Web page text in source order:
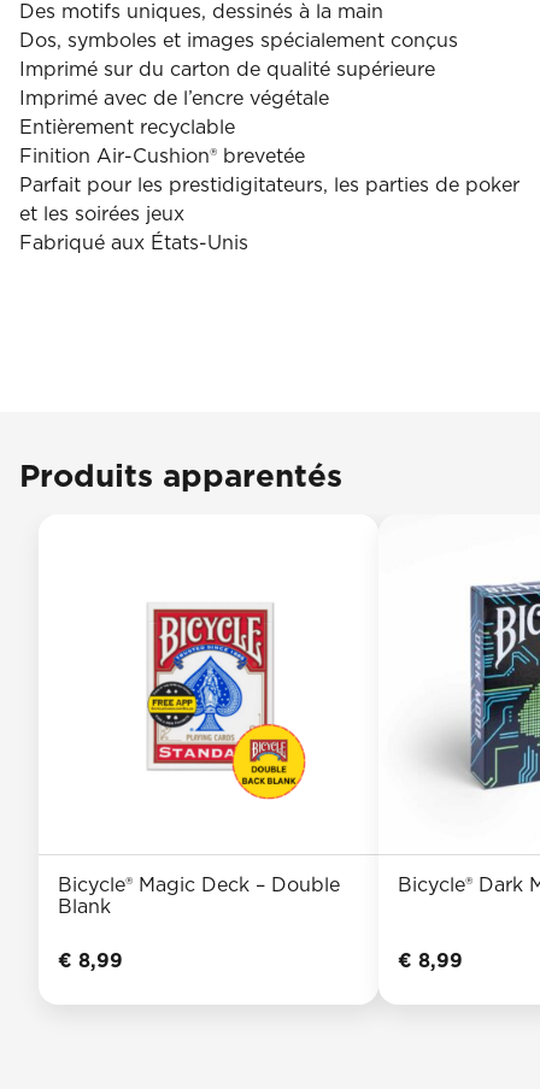
Des motifs uniques, dessinés à la main
Dos, symboles et images spécialement conçus
Imprimé sur du carton de qualité supérieure
Imprimé avec de l’encre végétale
Entièrement recyclable
Finition Air-Cushion® brevetée
Parfait pour les prestidigitateurs, les parties de poker
et les soirées jeux
Fabriqué aux États-Unis
Produits apparentés
Bicycle® Magic Deck – Double
Blank
€ 8,99
Bicycle® Dark
€ 8,99